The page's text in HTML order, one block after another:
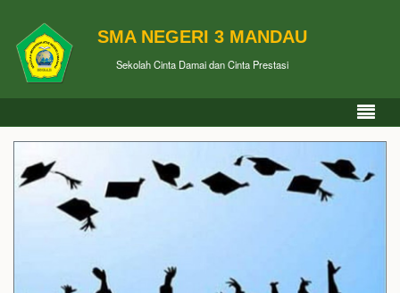
SMA NEGERI 3 MANDAU
Sekolah Cinta Damai dan Cinta Prestasi